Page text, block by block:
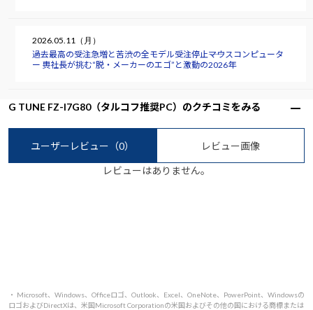
2026.05.11（月）
過去最高の受注急増と苦渋の全モデル受注停止――マウスコンピュータ
ー 軣社長が挑む“脱・メーカーのエゴ”と激動の2026年
G TUNE FZ-I7G80（タルコフ推奨PC）のクチコミをみる
ユーザーレビュー （0） レビュー画像
レビューはありません。
・ Microsoft、Windows、Officeロゴ、Outlook、Excel、OneNote、PowerPoint、Windowsの
ロゴおよびDirectXは、米国Microsoft Corporationの米国およびその他の国における商標または